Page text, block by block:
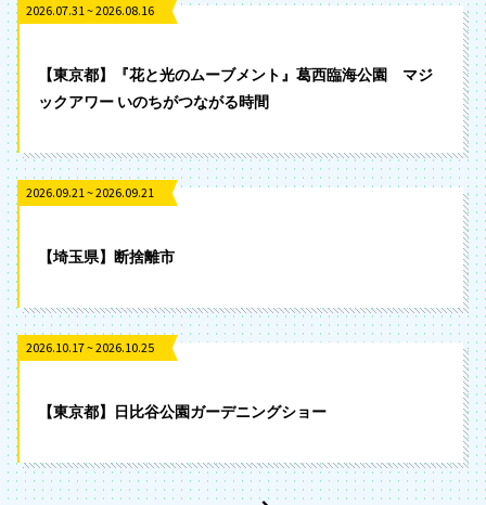
2026.07.31 ~ 2026.08.16
【東京都】『花と光のムーブメント』葛西臨海公園 マジ
ックアワー いのちがつながる時間
2026.09.21 ~ 2026.09.21
【埼玉県】断捨離市
2026.10.17 ~ 2026.10.25
【東京都】日比谷公園ガーデニングショー